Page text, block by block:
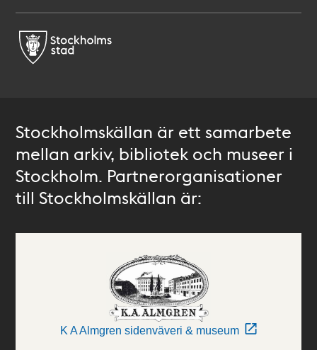
Stockholmskällan är ett samarbete
mellan arkiv, bibliotek och museer i
Stockholm. Partnerorganisationer
till Stockholmskällan är:
K A Almgren sidenväveri & museum